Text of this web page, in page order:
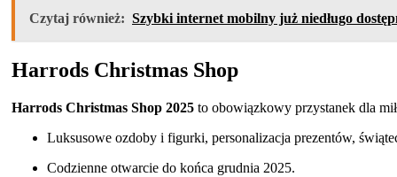
Czytaj również: Szybki internet mobilny już niedługo
Harrods Christmas Shop
Harrods Christmas Shop 2025 to obowiązkowy przystanek dla
Luksusowe ozdoby i figurki, personalizacja prezentów,
Codzienne otwarcie do końca grudnia 2025.